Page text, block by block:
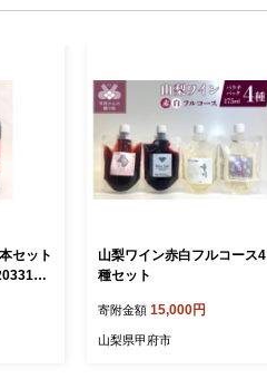
セット
山梨ワイン赤白フルコース4
種セット
寄附金額 15,000円
山梨県甲府市